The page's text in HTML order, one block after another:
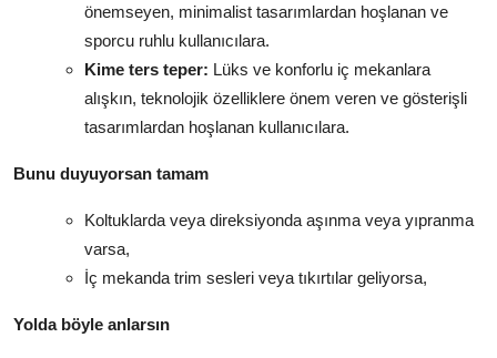
önemseyen, minimalist tasarımlardan hoşlanan ve
sporcu ruhlu kullanıcılara.
Kime ters teper: Lüks ve konforlu iç mekanlara
alışkın, teknolojik özelliklere önem veren ve gösterişli
tasarımlardan hoşlanan kullanıcılara.
Bunu duyuyorsan tamam
Koltuklarda veya direksiyonda aşınma veya yıpranma
varsa,
İç mekanda trim sesleri veya tıkırtılar geliyorsa,
Yolda böyle anlarsın